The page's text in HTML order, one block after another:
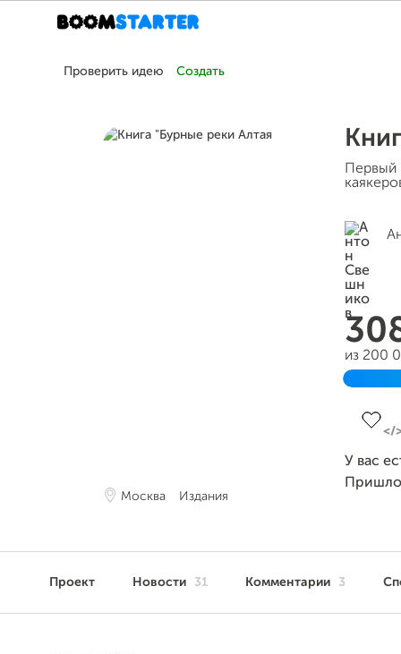
Проверить идею Создать
Москва Издания
из 200
У вас
Проект Новости 31 Комментарии 3